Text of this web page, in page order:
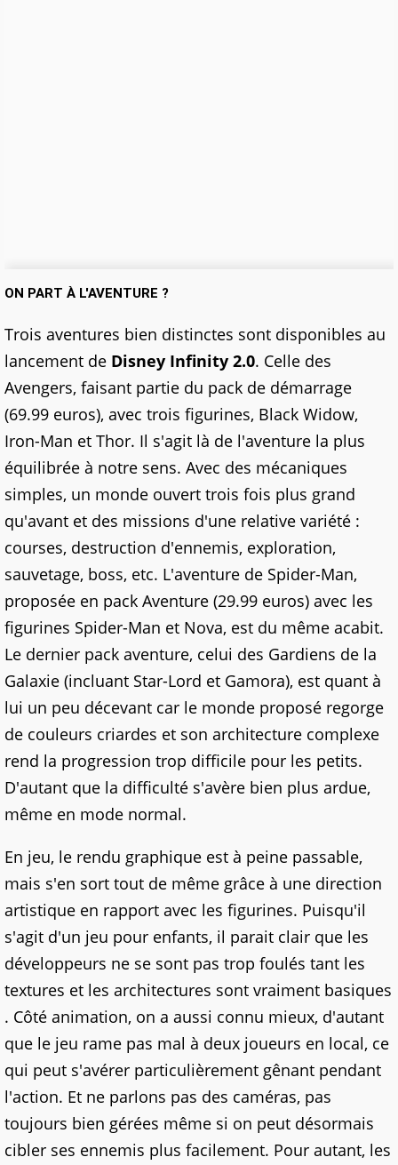
ON PART À L'AVENTURE ?
Trois aventures bien distinctes sont disponibles au
lancement de Disney Infinity 2.0. Celle des
Avengers, faisant partie du pack de démarrage
(69.99 euros), avec trois figurines, Black Widow,
Iron-Man et Thor. Il s'agit là de l'aventure la plus
équilibrée à notre sens. Avec des mécaniques
simples, un monde ouvert trois fois plus grand
qu'avant et des missions d'une relative variété :
courses, destruction d'ennemis, exploration,
sauvetage, boss, etc. L'aventure de Spider-Man,
proposée en pack Aventure (29.99 euros) avec les
figurines Spider-Man et Nova, est du même acabit.
Le dernier pack aventure, celui des Gardiens de la
Galaxie (incluant Star-Lord et Gamora), est quant à
lui un peu décevant car le monde proposé regorge
de couleurs criardes et son architecture complexe
rend la progression trop difficile pour les petits.
D'autant que la difficulté s'avère bien plus ardue,
même en mode normal.
En jeu, le rendu graphique est à peine passable,
mais s'en sort tout de même grâce à une direction
artistique en rapport avec les figurines. Puisqu'il
s'agit d'un jeu pour enfants, il parait clair que les
développeurs ne se sont pas trop foulés tant les
textures et les architectures sont vraiment basiques
. Côté animation, on a aussi connu mieux, d'autant
que le jeu rame pas mal à deux joueurs en local, ce
qui peut s'avérer particulièrement gênant pendant
l'action. Et ne parlons pas des caméras, pas
toujours bien gérées même si on peut désormais
cibler ses ennemis plus facilement. Pour autant, les